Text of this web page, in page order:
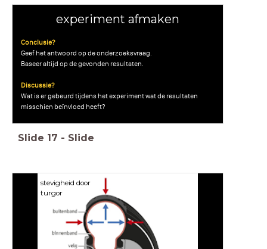
experiment afmaken
Conclusie?
Geef het antwoord op de onderzoeksvraag.
Baseer altijd op de gevonden resultaten.
Discussie?
Wat is er gebeurd tijdens het experiment wat de resultaten
misschien beïnvloed heeft?
Slide 17 - Slide
stevigheid door
turgor